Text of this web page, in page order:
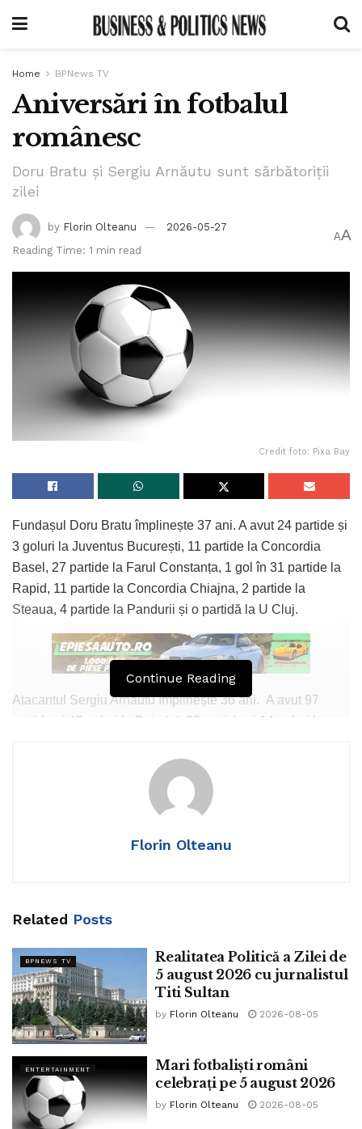
Home BPNews TV
Aniversări în fotbalul
românesc
Doru Bratu și Sergiu Arnăutu sunt sărbătoriții
zilei
by Florin Olteanu
2026-05-27
Reading Time: 1 min read
AA
Credit foto: Pixa Bay
Fundașul Doru Bratu împlinește 37 ani. A avut 24 partide și
3 goluri la Juventus București, 11 partide la Concordia
Basel, 27 partide la Farul Constanța, 1 gol în 31 partide la
Rapid, 11 partide la Concordia Chiajna, 2 partide la
Steaua, 4 partide la Pandurii și o partidă la U Cluj.
Atacantul Sergiu Arnăutu împlinește 36 ani. A avut 97
partide și 47 goluri la Petrolul, 29 partide și 14 goluri la
goluri, la Concordia Chiajna. A avut 14 partide și 7 goluri la
Baia Mare, 33 partide și 12 goluri la Luceafărul, 13 partide
și 2 goluri la Chimia, 8 partide și 1 gol la Turnu Severin, 11
Continue Reading
Florin Olteanu
Related Posts
BPNEWS TV
Realitatea Politică a Zilei de
5 august 2026 cu jurnalistul
Titi Sultan
by Florin Olteanu 2026-08-05
ENTERTAINMENT
Mari fotbaliști români
celebrați pe 5 august 2026
by Florin Olteanu 2026-08-05